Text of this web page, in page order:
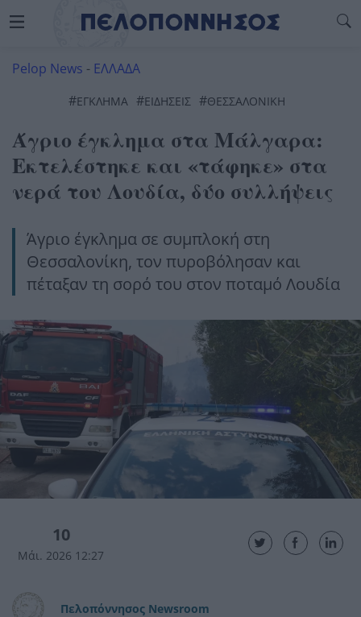
Pelop News - ΕΛΛΑΔΑ
#ΕΓΚΛΗΜΑ #ΕΙΔΗΣΕΙΣ #ΘΕΣΣΑΛΟΝΊΚΗ
Άγριο έγκλημα στα Μάλγαρα:
Εκτελέστηκε και «τάφηκε» στα
νερά του Λουδία, δύο συλλήψεις
Άγριο έγκλημα σε συμπλοκή στη
Θεσσαλονίκη, τον πυροβόλησαν και
πέταξαν τη σορό του στον ποταμό Λουδία
10
Μάι. 2026 12:27
Πελοπόννησος Newsroom